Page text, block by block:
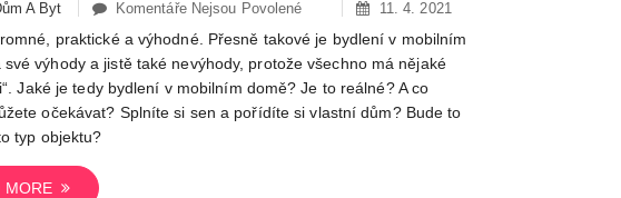
A Byt Komentáře Nejsou PovolenéU
Textu
Názvem
Celoroční
11. 4. 2021
praktické a výhodné. Přesně takové je bydlení v mobilním
své výhody a jistě také nevýhody, protože všechno má nějaké
Jaké je tedy bydlení v mobilním domě? Je to reálné? A co
očekávat? Splníte si sen a pořídíte si vlastní dům? Bude to
typ objektu?
MORE